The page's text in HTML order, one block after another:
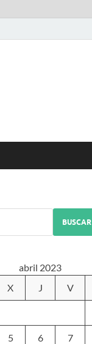
BUSCAR
abril 2023
X J V
5 6 7